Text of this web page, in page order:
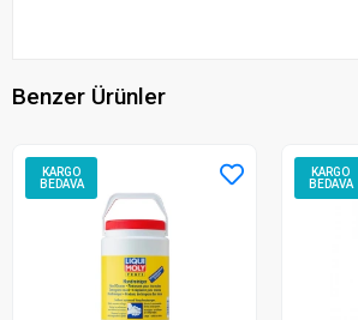
Benzer Ürünler
KARGO
BEDAVA
KARGO
BEDAVA